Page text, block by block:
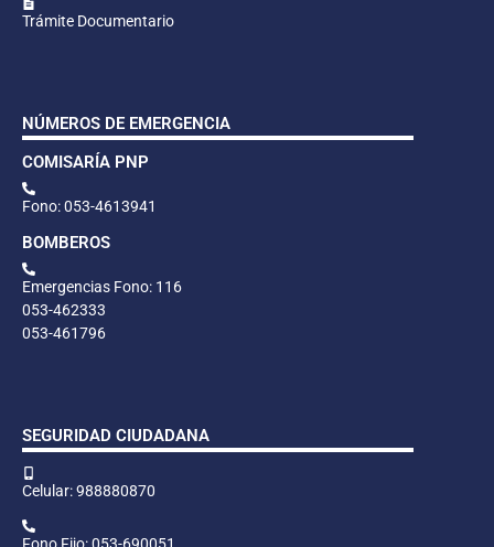
Trámite Documentario
NÚMEROS DE EMERGENCIA
COMISARÍA PNP
Fono: 053-4613941
BOMBEROS
Emergencias Fono: 116
053-462333
053-461796
SEGURIDAD CIUDADANA
Celular: 988880870
Fono Fijo: 053-690051